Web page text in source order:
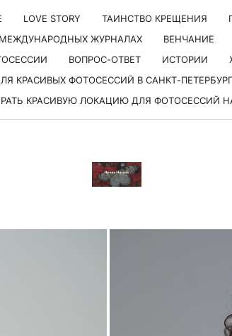
LОVE STORY ТАИНСТВО КРЕЩЕНИЯ
ЖУРНАЛАХ
ВЕНЧАНИЕ
ВОПРОС-ОТВЕТ ИСТОРИИ
КРАСИВЫХ ФОТОСЕССИЙ В САНКТ-
КРАСИВУЮ ЛОКАЦИЮ ДЛЯ ФОТОСЕССИЙ